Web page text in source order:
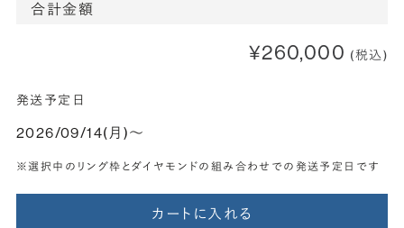
合計金額
¥260,000 (税込)
発送予定日
2026/09/14(月)〜
※選択中のリング枠とダイヤモンドの組み合わせでの発送予定日です
カートに入れる